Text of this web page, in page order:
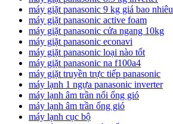
máy giặt panasonic 9 kg giá bao nhiêu
máy giặt panasonic active foam
máy giặt panasonic cửa ngang 10kg
máy giặt panasonic econavi
máy giặt panasonic loại nào tốt
máy giặt panasonic na f100a4
máy giặt truyền trực tiếp panasonic
máy lạnh 1 ngựa panasonic inverter
máy lạnh âm trần nối ống gió
máy lạnh âm trần ống gió
máy lạnh cục bộ